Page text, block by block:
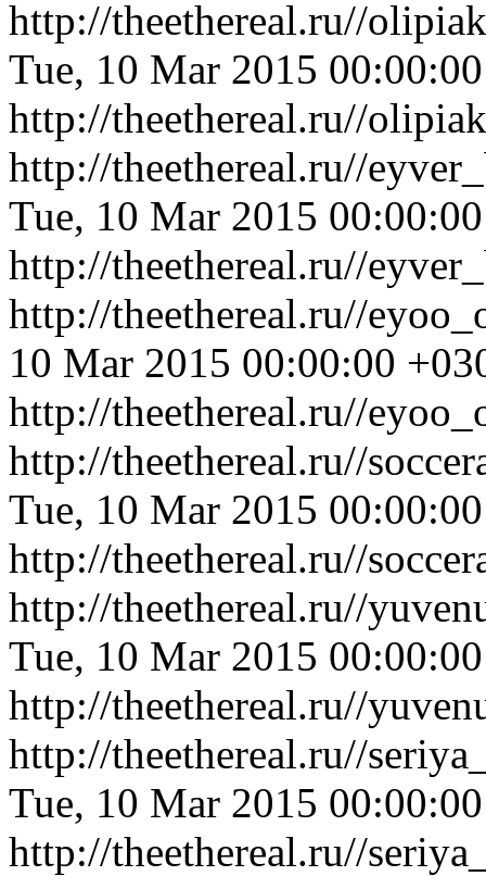
http://theethereal.ru//
Tue, 10 Mar 2015
http://theethereal.ru//
http://theethereal.ru//
Tue, 10 Mar 2015
http://theethereal.ru//
http://theethereal.ru//
10 Mar 2015 00:00:00
http://theethereal.ru//
http://theethereal.ru//
Tue, 10 Mar 2015
http://theethereal.ru//
http://theethereal.ru//
Tue, 10 Mar 2015
http://theethereal.ru//
http://theethereal.ru//
Tue, 10 Mar 2015
http://theethereal.ru//